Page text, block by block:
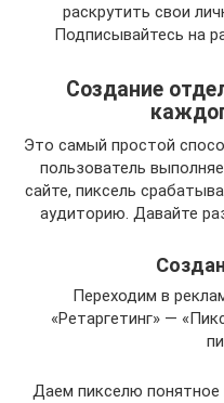
раскрутить свои
Подписывайтесь на
Создание
Это самый простой
пользователь
сайте, пиксель
аудиторию. Давайте
Переходим в
«Ретаргетинг» —
Даем пикселю понятное